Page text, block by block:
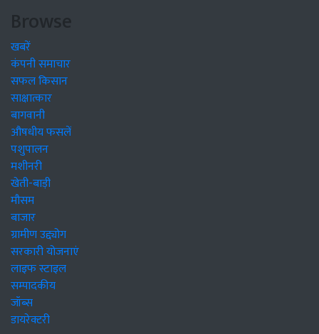
Browse
खबरें
कंपनी समाचार
सफल किसान
साक्षात्कार
बागवानी
औषधीय फसलें
पशुपालन
मशीनरी
खेती-बाड़ी
मौसम
बाजार
ग्रामीण उद्द्योग
सरकारी योजनाएं
लाइफ स्टाइल
सम्पादकीय
जॉब्स
डायरेक्टरी